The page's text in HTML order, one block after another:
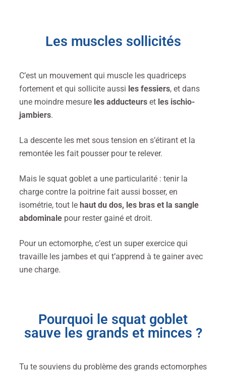
Les muscles sollicités
C’est un mouvement qui muscle les quadriceps
fortement et qui sollicite aussi les fessiers, et dans
une moindre mesure les adducteurs et les ischio-
jambiers.
La descente les met sous tension en s’étirant et la
remontée les fait pousser pour te relever.
Mais le squat goblet a une particularité : tenir la
charge contre la poitrine fait aussi bosser, en
isométrie, tout le haut du dos, les bras et la sangle
abdominale pour rester gainé et droit.
Pour un ectomorphe, c’est un super exercice qui
travaille les jambes et qui t’apprend à te gainer avec
une charge.
Pourquoi le squat goblet
sauve les grands et minces ?
Tu te souviens du problème des grands ectomorphes